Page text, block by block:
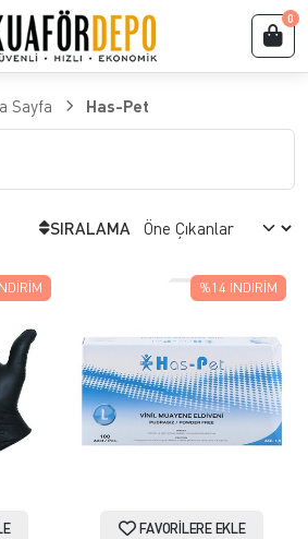
0
Sayfa Has-Pet
SIRALAMA
FAVORILERE EKLE
%14 İNDIRIM